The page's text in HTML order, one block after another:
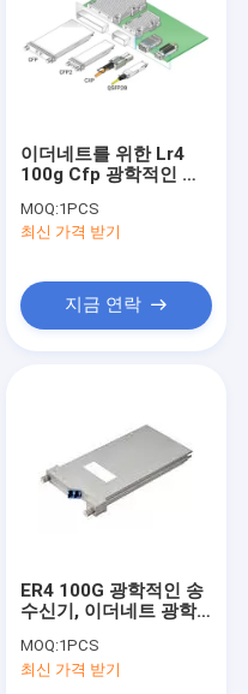
이더네트를 위한 Lr4
100g Cfp 광학적인 단
신기
MOQ:1PCS
최신 가격 받기
지금 연락
ER4 100G 광학적인 송
수신기, 이더네트 광학
압 공급
MOQ:1PCS
최신 가격 받기